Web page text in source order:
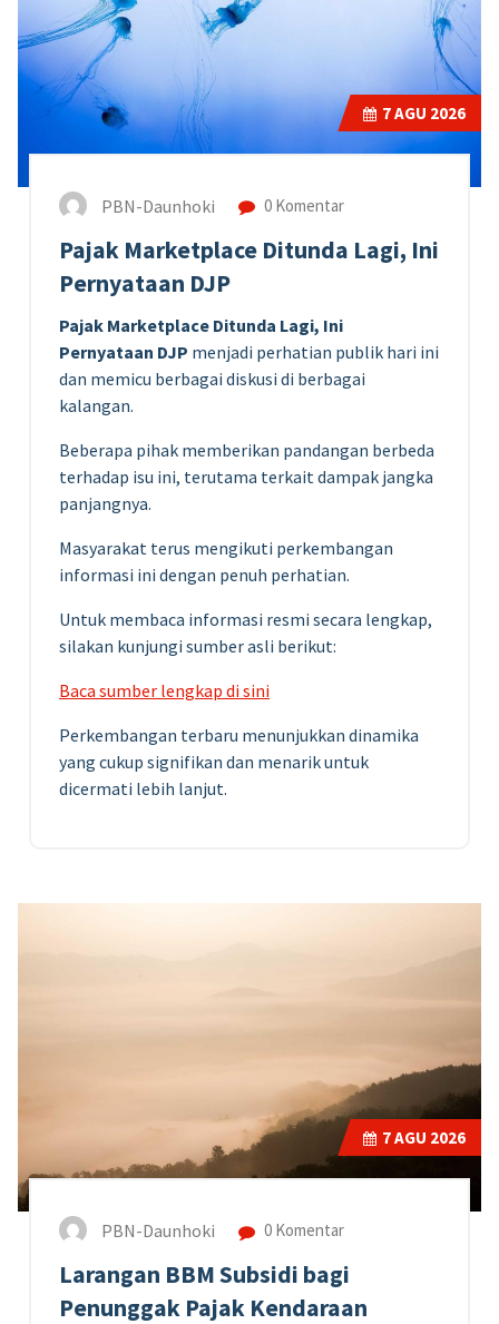
7AGU 2026
PBN-Daunhoki 0 Komentar
Pajak Marketplace Ditunda Lagi, Ini
Pernyataan DJP
Pajak Marketplace Ditunda Lagi, Ini
Pernyataan DJP menjadi perhatian publik hari ini
dan memicu berbagai diskusi di berbagai
kalangan.
Beberapa pihak memberikan pandangan berbeda
terhadap isu ini, terutama terkait dampak jangka
panjangnya.
Masyarakat terus mengikuti perkembangan
informasi ini dengan penuh perhatian.
Untuk membaca informasi resmi secara lengkap,
silakan kunjungi sumber asli berikut:
Baca sumber lengkap di sini
Perkembangan terbaru menunjukkan dinamika
yang cukup signifikan dan menarik untuk
dicermati lebih lanjut.
7AGU 2026
PBN-Daunhoki 0 Komentar
Larangan BBM Subsidi bagi
Penunggak Pajak Kendaraan